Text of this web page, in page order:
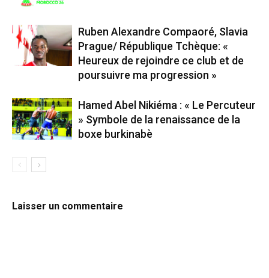
Ruben Alexandre Compaoré, Slavia
Prague/ République Tchèque: «
Heureux de rejoindre ce club et de
poursuivre ma progression »
Hamed Abel Nikiéma : « Le Percuteur
» Symbole de la renaissance de la
boxe burkinabè
Laisser un commentaire